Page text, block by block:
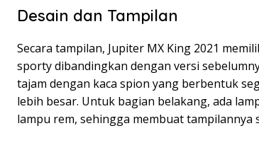
Desain dan Tampilan
Secara tampilan, Jupiter MX King 2021
sporty dibandingkan dengan versi
tajam dengan kaca spion yang berbentuk
lebih besar. Untuk bagian belakang, ada
lampu rem, sehingga membuat tampilannya